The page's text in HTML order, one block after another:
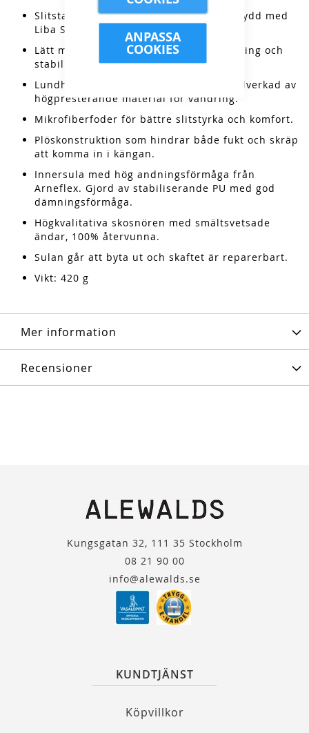
ANPASSA
COOKIES
Slitstark skyddande mudguard och tåskydd med
Liba Smart®.
Lätt mellansula med balanserad dämpning och
stabiliserande effekt.
Lundhags Trail ytter- och mellansula tillverkad av
högpresterande material för vandring.
Mikrofiberfoder för bättre slitstyrka och komfort.
Plöskonstruktion som hindrar både fukt och skräp
att komma in i kängan.
Innersula med hög andningsförmåga från
Arneflex. Gjord av stabiliserande PU med god
dämningsförmåga.
Högkvalitativa skosnören med smältsvetsade
ändar, 100% återvunna.
Sulan går att byta ut och skaftet är reparerbart.
Vikt: 420 g
Mer information
Recensioner
Kungsgatan 32, 111 35 Stockholm
08 21 90 00
info@alewalds.se
KUNDTJÄNST
Köpvillkor